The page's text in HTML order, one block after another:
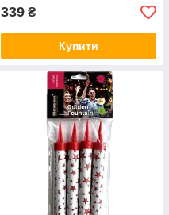
339 ₴
Купити